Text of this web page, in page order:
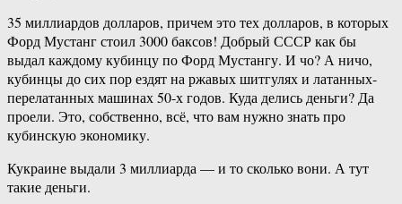
35 миллиардов долларов, причем это тех долларов, в которых
Форд Мустанг стоил 3000 баксов! Добрый СССР как бы
выдал каждому кубинцу по Форд Мустангу. И чо? А ничо,
кубинцы до сих пор ездят на ржавых шитгулях и латанных-
перелатанных машинах 50-х годов. Куда делись деньги? Да
проели. Это, собственно, всё, что вам нужно знать про
кубинскую экономику.
Кукраине выдали 3 миллиарда — и то сколько вони. А тут
такие деньги.